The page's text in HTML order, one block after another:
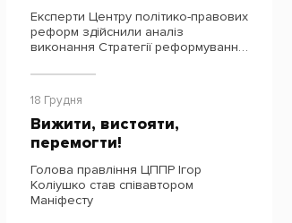
Експерти Центру політико-правових
реформ здійснили аналіз
виконання Стратегії реформування
2022–2025 роки, який дозволив
оцінити фактичний прогрес
реформи, визначити ключові
прогалини та окреслити позитивну
й негативну динаміку […]
18 Грудня
Вижити, вистояти,
перемогти!
Голова правління ЦППР Ігор
Коліушко став співавтором
Маніфесту